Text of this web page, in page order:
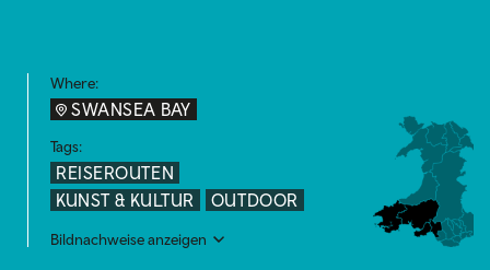
Where:
SWANSEA BAY
Tags:
REISEROUTEN
KUNST & KULTUR
OUTDOOR
Bildnachweise anzeigen